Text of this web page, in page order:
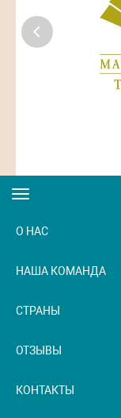
Toggle
О НАС
НАША КОМАНДА
СТРАНЫ
ОТЗЫВЫ
КОНТАКТЫ